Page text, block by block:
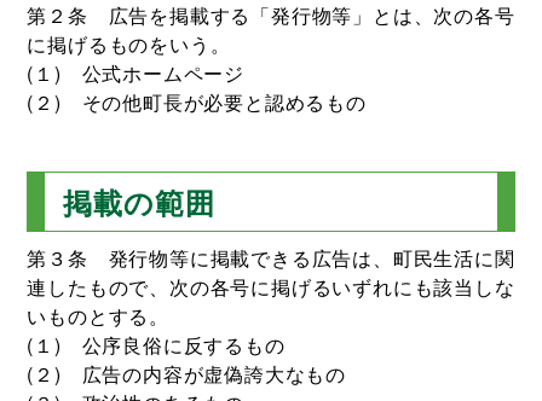
第２条 広告を掲載する「発行物等」とは、次の各号
に掲げるものをいう。
(１) 公式ホームページ
(２) その他町長が必要と認めるもの
掲載の範囲
第３条 発行物等に掲載できる広告は、町民生活に関
連したもので、次の各号に掲げるいずれにも該当しな
いものとする。
(１) 公序良俗に反するもの
(２) 広告の内容が虚偽誇大なもの